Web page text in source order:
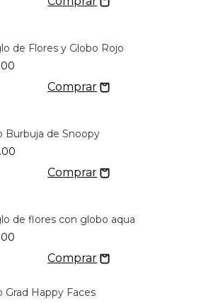
de Flores y Globo Rojo
Burbuja de Snoopy
de flores con globo aqua
Grad Happy Faces